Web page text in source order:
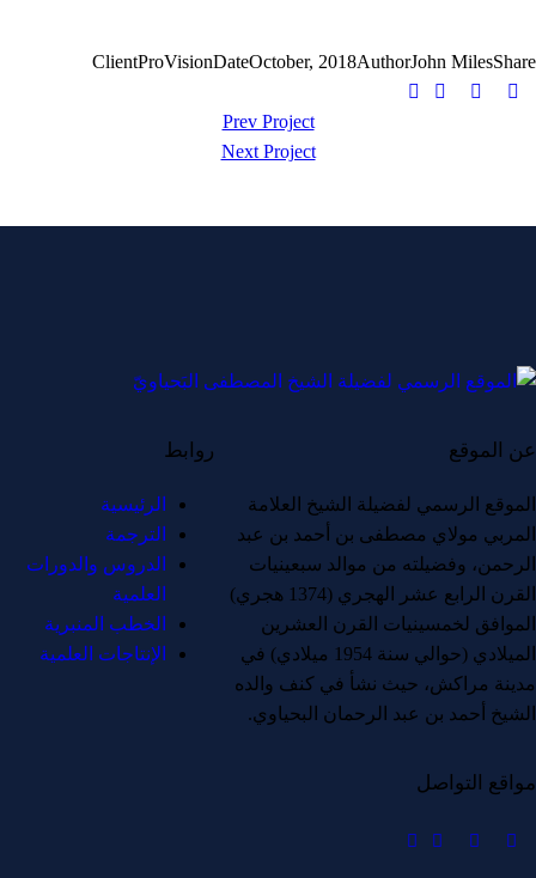
ClientProVisionDateOctober, 2018AuthorJohn MilesShare
Prev Project
Next Project
عن الموقع
الموقع الرسمي لفضيلة الشيخ العلامة
المربي مولاي مصطفى بن أحمد بن عبد
الرحمن، وفضيلته من موالد سبعينيات
القرن الرابع عشر الهجري (1374 هجري)
الموافق لخمسينيات القرن العشرين
الميلادي (حوالي سنة 1954 ميلادي) في
مدينة مراكش، حيث نشأ في كنف والده
الشيخ أحمد بن عبد الرحمان البحياوي.
روابط
الرئيسية
الترجمة
الدروس والدورات
العلمية
الخطب المنبرية
الإنتاجات العلمية
مواقع التواصل